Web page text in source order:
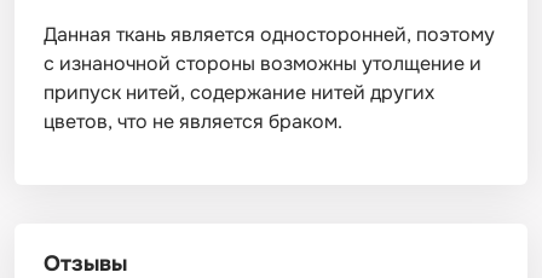
Данная ткань является односторонней, поэтому
с изнаночной стороны возможны утолщение и
припуск нитей, содержание нитей других
цветов, что не является браком.
Отзывы